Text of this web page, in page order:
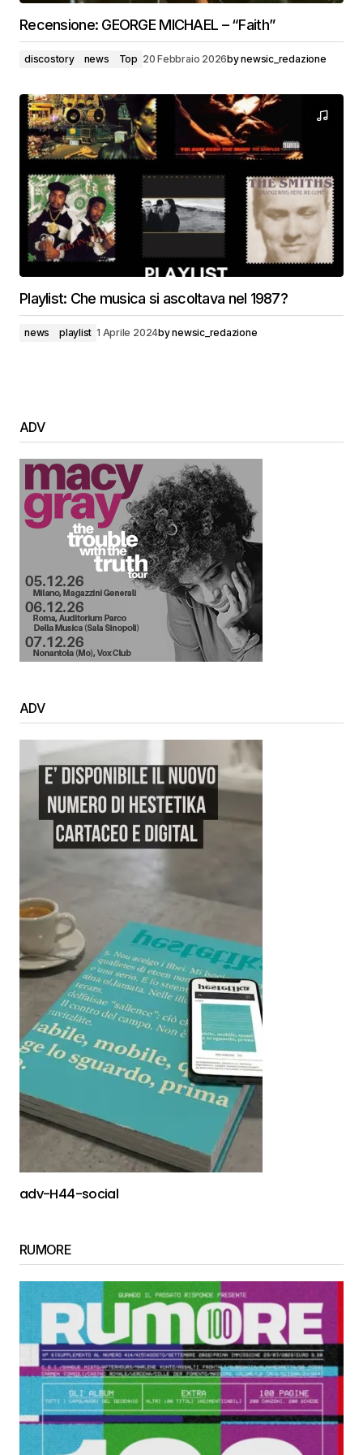
Recensione: GEORGE MICHAEL – “Faith”
discostory news Top 20 Febbraio 2026bynewsic_redazione
Playlist: Che musica si ascoltava nel 1987?
news playlist 1 Aprile 2024bynewsic_redazione
ADV
ADV
adv-H44-social
RUMORE